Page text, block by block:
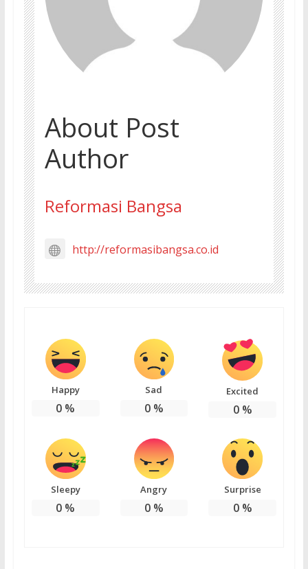
About Post
Author
Reformasi Bangsa
http://reformasibangsa.co.id
Happy
0 %
Sad
0%
Excited
0%
Sleepy
0 %
Angry
0%
Surprise
0%